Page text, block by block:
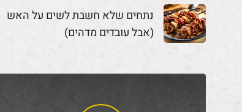
נתחים שלא חשבת לשים על האש
(אבל עובדים מדהים)